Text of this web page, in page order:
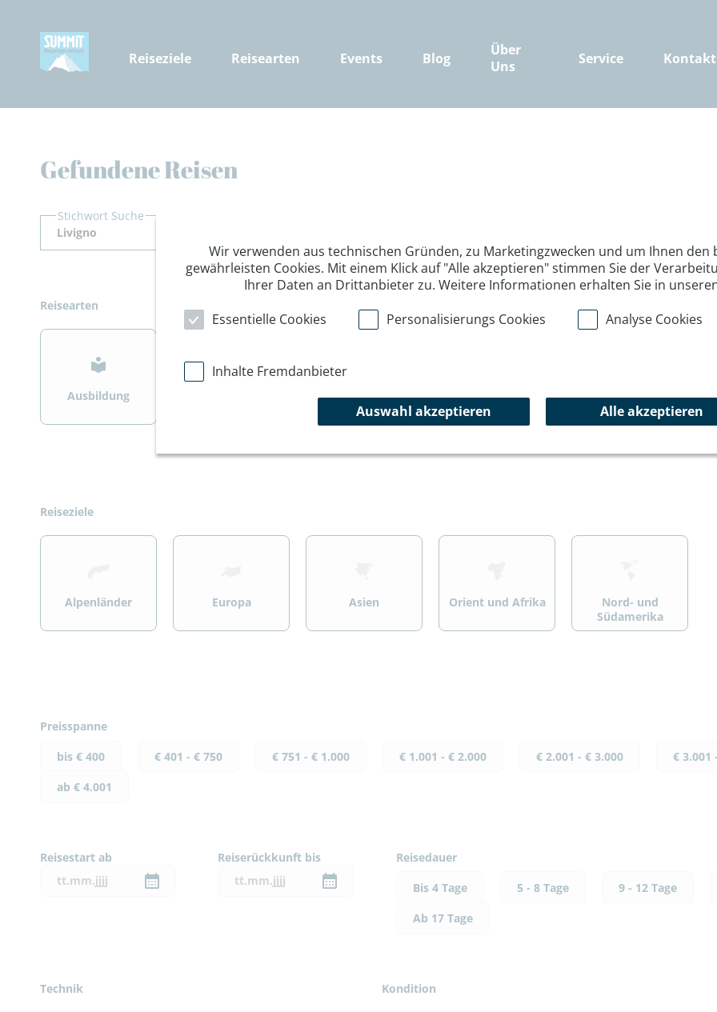
Reiseziele Reisearten Events Blog
Über
Uns
Service Kontakt
Gefundene Reisen
Stichwort Suche
Reisearten
>
Ausbildung Wintersport Wandern/Trekking Summit Specials
Reiseziele
>
Alpenländer
>
Europa
>
Asien
>
Orient und Afrika
>
Nord- und
Südamerika
Preisspanne
bis € 400
€ 401 - € 750 € 751 - € 1.000 € 1.001 - € 2.000 € 2.001 - € 3.000
€ 3.001
ab € 4.001
Reisestart ab Reiserückkunft bis
Reisedauer
Bis 4 Tage
5 - 8 Tage
9 - 12 Tage
Ab 17 Tage
Technik Kondition
Wir verwenden aus technischen Gründen, zu Marketingzwecken und um Ihnen den
gewährleisten Cookies. Mit einem Klick auf "Alle akzeptieren" stimmen Sie der
Ihrer Daten an Drittanbieter zu. Weitere Informationen erhalten Sie in
Essentielle Cookies
Personalisierungs Cookies Analyse Cookies
Inhalte Fremdanbieter
Auswahl akzeptieren Alle akzeptieren